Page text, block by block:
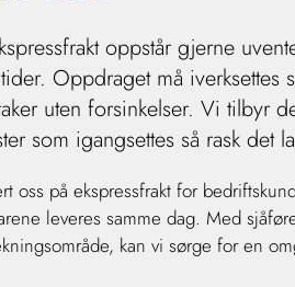
oppstår gjerne
Oppdraget må iverksettes
uten forsinkelser. Vi tilbyr
som igangsettes så rask det
oss på ekspressfrakt for
leveres samme dag. Med
kan vi sørge for en